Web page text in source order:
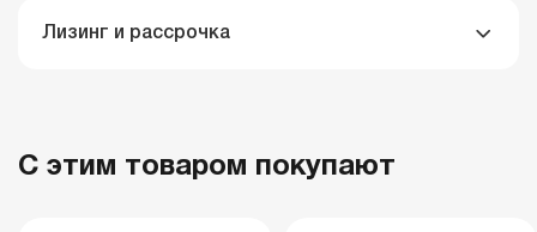
Лизинг и рассрочка
С этим товаром покупают